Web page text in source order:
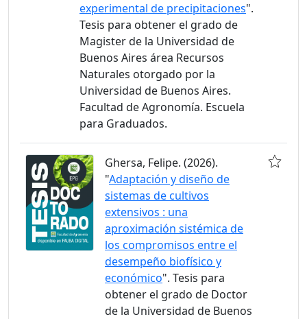
experimental de precipitaciones".
Tesis para obtener el grado de
Magister de la Universidad de
Buenos Aires área Recursos
Naturales otorgado por la
Universidad de Buenos Aires.
Facultad de Agronomía. Escuela
para Graduados.
Ghersa, Felipe. (2026).
"Adaptación y diseño de
sistemas de cultivos
extensivos : una
aproximación sistémica de
los compromisos entre el
desempeño biofísico y
económico". Tesis para
obtener el grado de Doctor
de la Universidad de Buenos